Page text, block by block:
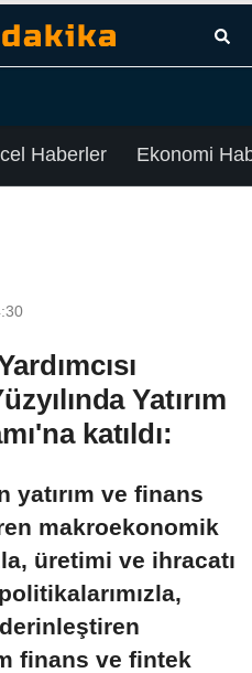
Haberler Ekonomi
Yatırım
katıldı:
yatırım ve finans
makroekonomik
üretimi ve ihracatı
finans ve fintek